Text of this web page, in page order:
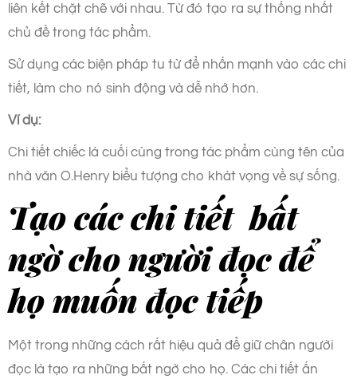
liên kết chặt chẽ với nhau. Từ đó tạo ra sự thống nhất
chủ đề trong tác phẩm.
Sử dụng các biện pháp tu từ để nhấn mạnh vào các chi
tiết, làm cho nó sinh động và dễ nhớ hơn.
Ví dụ:
Chi tiết chiếc lá cuối cùng trong tác phẩm cùng tên của
nhà văn O.Henry biểu tượng cho khát vọng về sự sống.
Tạo các chi tiết bất
ngờ cho người đọc để
họ muốn đọc tiếp
Một trong những cách rất hiệu quả để giữ chân người
đọc là tạo ra những bất ngờ cho họ. Các chi tiết ấn